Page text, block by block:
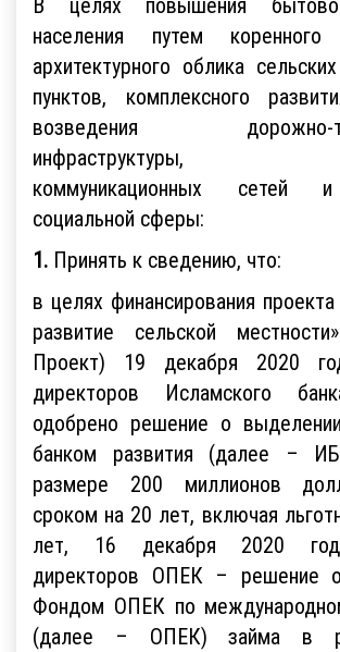
населения путем коренного
архитектурного облика
пунктов, комплексного
возведения дорожно-
инфраструктуры,
коммуникационных сетей
социальной сферы:
1. Принять к сведению, что:
в целях финансирования проекта
развитие сельской
Проект) 19 декабря 2020
директоров Исламского
одобрено решение о
банком развития (далее –
размере 200 миллионов
сроком на 20 лет, включая
лет, 16 декабря 2020
директоров ОПЕК – решение
Фондом ОПЕК по
(далее – ОПЕК) займа в